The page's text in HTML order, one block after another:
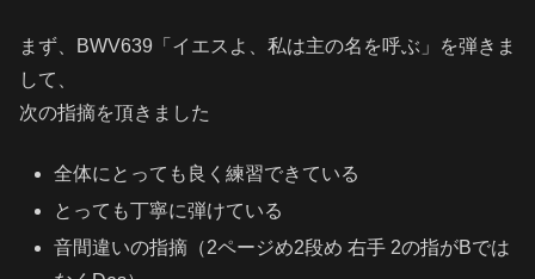
まず、BWV639「イエスよ、私は主の名を呼ぶ」を弾きま
して、
次の指摘を頂きました
全体にとっても良く練習できている
とっても丁寧に弾けている
音間違いの指摘（2ページめ2段め 右手 2の指がBでは